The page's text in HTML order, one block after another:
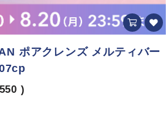
ポアクレンズ メルティバー
)